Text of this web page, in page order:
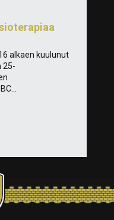
alkaen kuulunut
25-